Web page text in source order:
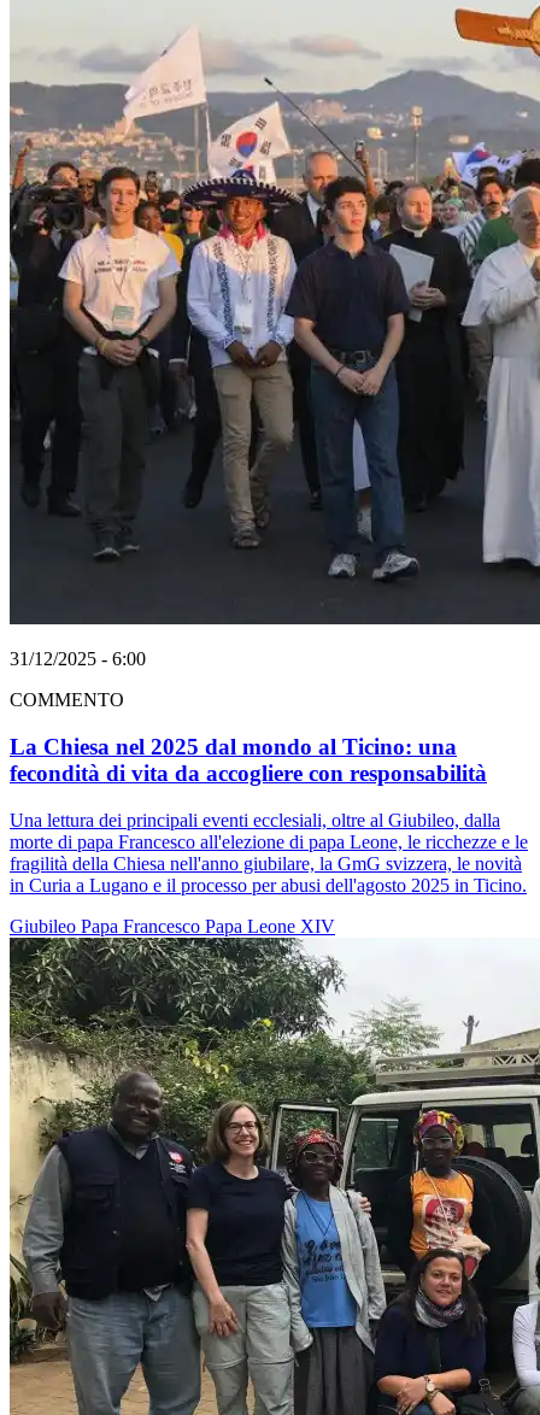
31/12/2025 - 6:00
COMMENTO
La Chiesa nel 2025 dal mondo al Ticino: una
fecondità di vita da accogliere con responsabilità
Una lettura dei principali eventi ecclesiali, oltre al Giubileo, dalla
morte di papa Francesco all'elezione di papa Leone, le ricchezze e le
fragilità della Chiesa nell'anno giubilare, la GmG svizzera, le novità
in Curia a Lugano e il processo per abusi dell'agosto 2025 in Ticino.
Giubileo Papa Francesco Papa Leone XIV